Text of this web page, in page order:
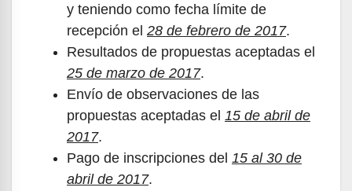
y teniendo como fecha límite de
recepción el 28 de febrero de 2017.
Resultados de propuestas aceptadas el
25 de marzo de 2017.
Envío de observaciones de las
propuestas aceptadas el 15 de abril de
2017.
Pago de inscripciones del 15 al 30 de
abril de 2017.